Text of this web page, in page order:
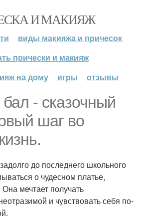
И МАКИЯЖ
виды макияжа и причесок
прически и макияж
на дому
игры отзывы
- сказочный
шаг во
до последнего школьного
о чудесном платье,
мечтает получать
и чувствовать себя по-